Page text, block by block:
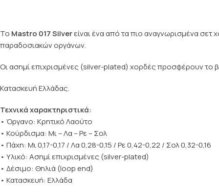
Το Mastro 017 Silverείναι ένα από τα πιο αναγνωρισμένα σετ
παραδοσιακών οργάνων.
Οι ασημί επιχρισμένες (silver-plated) χορδές προσφέρουν το
Κατασκευή Ελλάδας.
Τεχνικά χαρακτηριστικά:
• Όργανο: Κρητικό Λαούτο
• Κούρδισμα: Μι – Λα – Ρε – Σολ
• Πάχη: Μι 0,17-0,17 / Λα 0,28-0,15 / Ρε 0,42-0,22 / Σολ 0,32-0,16
• Υλικό: Ασημί επιχρισμένες (silver-plated)
• Δέσιμο: Θηλιά (loop end)
• Κατασκευή: Ελλάδα